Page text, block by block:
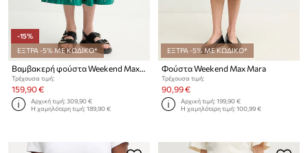
-15%
ΕΞΤΡΑ -5% ΜΕ ΚΩΔΙΚΟ*
Βαμβακερή φούστα Weekend Max Mara
Τρέχουσα τιμή:
159,90 €
Αρχική τιμή:309,90 €
Η χαμηλότερη τιμή:189,90 €
ΕΞΤΡΑ -5% ΜΕ ΚΩΔΙΚΟ*
Φούστα Weekend Max Mara
Τρέχουσα τιμή:
90,99 €
Αρχική τιμή:199,90 €
Η χαμηλότερη τιμή:100,99 €